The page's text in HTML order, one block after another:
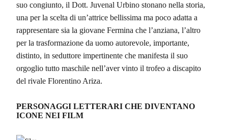
suo congiunto, il Dott. Juvenal Urbino stonano nella storia,
una per la scelta di un’attrice bellissima ma poco adatta a
rappresentare sia la giovane Fermina che l’anziana, l’altro
per la trasformazione da uomo autorevole, importante,
distinto, in seduttore impertinente che manifesta il suo
orgoglio tutto maschile nell’aver vinto il trofeo a discapito
del rivale Florentino Ariza.
PERSONAGGI LETTERARI CHE DIVENTANO
ICONE NEI FILM